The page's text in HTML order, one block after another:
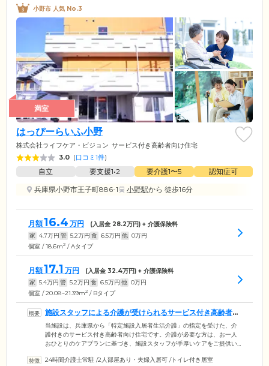
小野市 人気 No.3
満室
はっぴーらいふ小野
株式会社ライフケア・ビジョン サービス付き高齢者向け住宅
3.0 (口コミ1件)
自立 要支援1•2 要介護1〜5
認知症可
兵庫県小野市王子町886-1
小野駅から 徒歩16分
月額16.4 万円 (入居金 28.2万円) + 介護保険料
家 4.7万円 管 5.2万円 食 6.5万円 他 0万円
個室 / 18.6m2 / Aタイプ
月額17.1 万円 (入居金 32.4万円) + 介護保険料
家 5.4万円 管 5.2万円 食 6.5万円 他 0万円
個室 / 20.08~21.39m2 / Bタイプ
施設スタッフによる介護が受けられるサービス付き高齢者向
け住宅です
当施設は、兵庫県から「特定施設入居者生活介護」の指定を受けた、介
護付きのサービス付き高齢者向け住宅です。介護が必要な方は、お一人
おひとりのケアプランに基づき、施設スタッフが手厚いケアをご提供い
まで、きめ細やかにサポート。安心してお任せいただけます。夜間も介
24時間介護士常駐 /2人部屋あり・夫婦入居可 /トイレ付き居室